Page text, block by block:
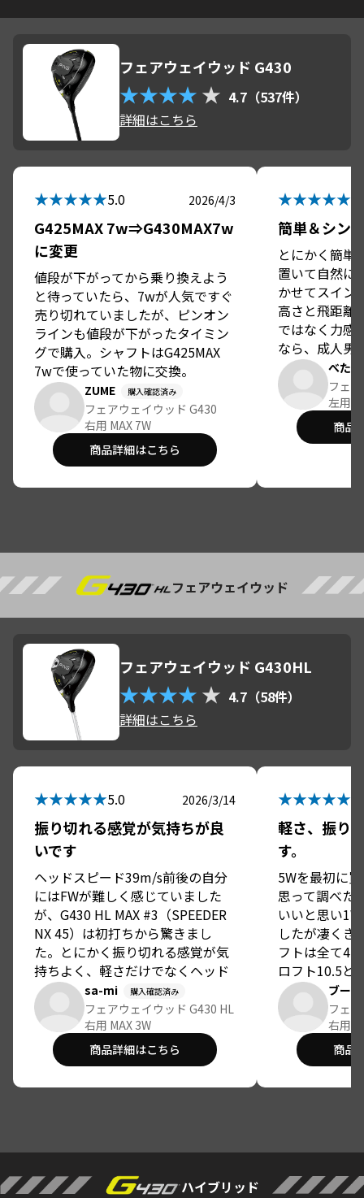
フェアウェイウッド G430
★★★★ ★ 4.7（537件）
詳細はこちら
★★★★★5.0 2026/4/3
G425MAX 7w⇒G430MAX7w
に変更
値段が下がってから乗り換えよう
と待っていたら、7wが人気ですぐ
売り切れていましたが、ピンオン
ラインも値段が下がったタイミン
グで購入。シャフトはG425MAX
7wで使っていた物に交換。
G425MAXで硬い打感、甲高い打音
でしたが、G430MAXでは少し打感
は柔らかくなり、打音は少し落ち
着いたものになり好印象です。飛
距離や寛容性はG425でも完成され
ていたので非常に安心感があり満
ZUME 購入確認済み
フェアウェイウッド G430
右用 MAX 7W
商品詳細はこちら
★★★★★
簡単＆シン
とにかく簡単
置いて自然に
かせてスイン
高さと飛距離
ではなく力感
なら、成人男
SRでしなり
いです。ウッ
グから抜いて
しくなるほ
べた
フェ
左用
商品
フェアウェイウッド
フェアウェイウッド G430HL
★★★★ ★ 4.7（58件）
詳細はこちら
★★★★★5.0 2026/3/14
振り切れる感覚が気持ちが良
いです
ヘッドスピード39m/s前後の自分
にはFWが難しく感じていました
が、G430 HL MAX #3（SPEEDER
NX 45）は初打ちから驚きまし
た。とにかく振り切れる感覚が気
持ちよく、軽さだけでなくヘッド
が素直に戻ってくる安心感があり
ます。弾道は高くキャリーがしっ
かり出て、これまで届かなかった
200ヤード超えが見えるクラブに
なりました。力まずに振ってこの
結果なので、コースでも再現性が
年のラウンドが楽しみになりまし
た。
sa-mi 購入確認済み
フェアウェイウッド G430 HL
右用 MAX 3W
商品詳細はこちら
★★★★★
軽さ、振り
す。
5Wを最初に
思って調べた
いいと思い
したが凄くき
フトは全て45
ロフト10.5と
で正解でした
いです。
ブー
フェ
右用
商品
ハイブリッド